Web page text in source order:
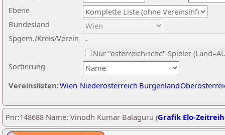
Ebene
Sortierung
Bundesland
Spgem./Kreis/Verein
Nur "österreichische" Spieler
Vereinslisten:Wien Niederösterreich Burgenland
Pnr:148688 Name: Vinodh Kumar Balaguru (Grafik Elo-